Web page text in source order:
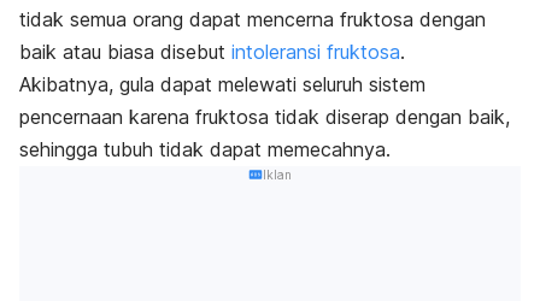
tidak semua orang dapat mencerna fruktosa dengan
baik atau biasa disebut intoleransi fruktosa.
Akibatnya, gula dapat melewati seluruh sistem
pencernaan karena fruktosa tidak diserap dengan baik,
sehingga tubuh tidak dapat memecahnya.
Iklan